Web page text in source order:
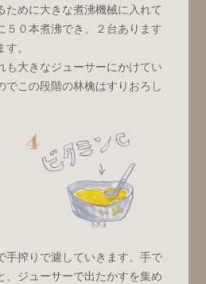
ために大きな煮沸機械に入れて
５０本煮沸でき、２台あります
。
も大きなジューサーにかけてい
でこの段階の林檎はすりおろし
手搾りで濾していきます。手で
、ジューサーで出たかすを集め